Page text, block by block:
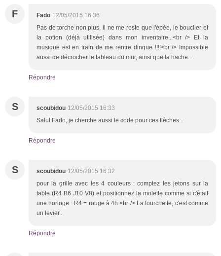
F Fado 12/05/2015 16:36
Pas de torche non plus, il ne me reste que l'épée, le bouclier et
la potion (déjà utilisée) dans mon inventaire...<br /> Et la
musique est en train de me rentre dingue !!!!<br /> Impossible
aussi de décrocher le tableau du mur, ainsi que la hache....
Répondre
S scoubidou 12/05/2015 16:33
Salut Fado, je cherche aussi le code pour ces flèches...
Répondre
S scoubidou 12/05/2015 16:32
pour la grille avec les 4 couleurs : comptez les jetons sur la
table (R4 B6 J10 V8) et positionnez la molette comme si c'était
une horloge : R4 = rouge à 4h.<br /> La fourchette, c'est comme
un levier...
Répondre